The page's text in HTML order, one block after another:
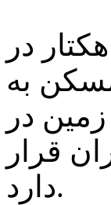
مدیرکل راه و شهرسازی استان اردبیل گفت: ۲۲۷ هکتار در
به
شده و ۷۳۵ هکتار زمین در
قرار
دارد.